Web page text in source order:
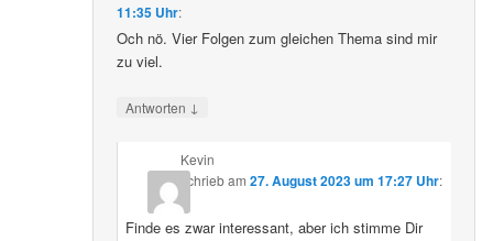
11:35 Uhr:
Och nö. Vier Folgen zum gleichen Thema sind mir
zu viel.
Antworten ↓
Kevin
schriebam 27. August 2023 um 17:27 Uhr:
Finde es zwar interessant, aber ich stimme Dir